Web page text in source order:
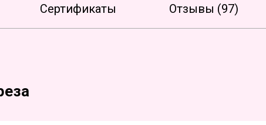
Сертификаты Отзывы (97)